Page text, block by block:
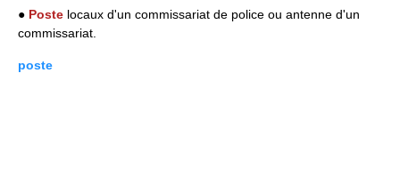
● Poste locaux d'un commissariat de police ou antenne d'un
commissariat.
poste